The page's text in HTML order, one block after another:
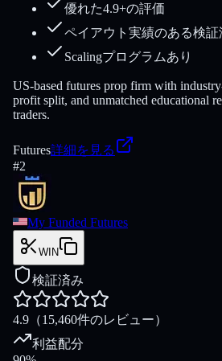
優れた4.9+の評価
ペイアウト実績のある検証
Scalingプログラムあり
US-based futures prop firm with
profit split, and unmatched educational
traders.
Futures詳細を見る
#2
My Funded Futures
WIN
検証済み
4.9 （15,460件のレビュー）
利益配分